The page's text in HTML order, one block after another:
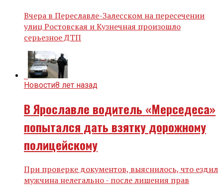
Вчера в Переславле-Залесском на пересечении
улиц Ростовская и Кузнечная произошло
серьезное ДТП
Новости8 лет назад
В Ярославле водитель «Мерседеса»
попытался дать взятку дорожному
полицейскому
При проверке документов, выяснилось, что ездил
мужчина нелегально - после лишения прав